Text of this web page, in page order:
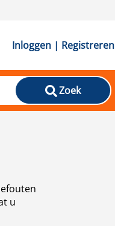
Inloggen | Registreren
Zoek
u